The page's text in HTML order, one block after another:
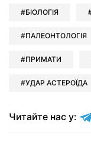
БІОЛОГІЯ
ПАЛЕОНТОЛОГІЯ
ПРИМАТИ
УДАР АСТЕРОЇДА
Читайте нас у: